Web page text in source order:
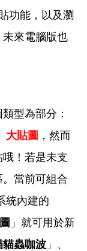
功能，以及瀏
來電腦版也
型為部分：
大貼圖 ，然而
！ 若是未支
當前可組合
統內建的
」就可用於新
貓蟲咖波 」、